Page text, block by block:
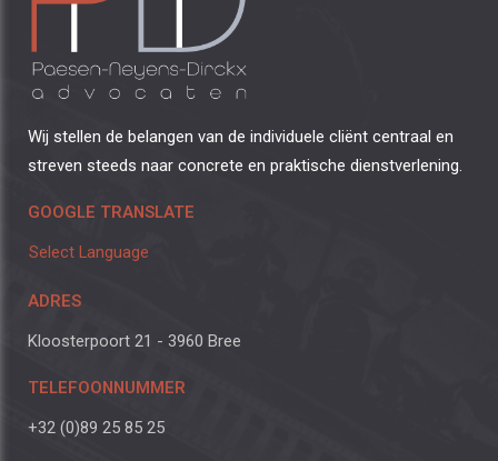
Wij stellen de belangen van de individuele cliënt centraal en
streven steeds naar concrete en praktische dienstverlening.
GOOGLE TRANSLATE
Select Language
ADRES
Kloosterpoort 21 - 3960 Bree
TELEFOONNUMMER
+32 (0)89 25 85 25